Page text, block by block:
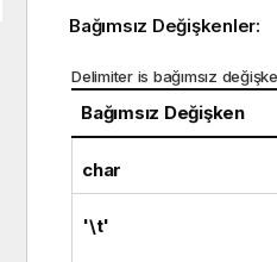
Bağımsız Değişkenler:
Delimiter is bağımsız
Bağımsız Değişken
char
'\t'